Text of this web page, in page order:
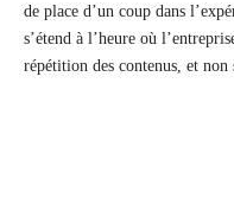
de place d’un coup dans
s’étend à l’heure où
répétition des contenus, et non